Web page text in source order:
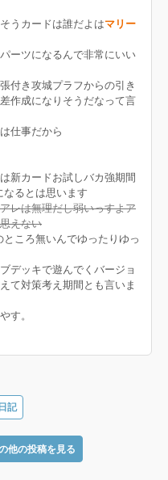
うカードは誰だよはマリー
ーツになるんで非常にいい
付き攻城プラフからの引き
作成になりそうだなって言
仕事だから
新カードお試しバカ強期間
なるとは思います
レは無理だし弱いっすよア
えない
ころ無いんでゆったりゆっ
デッキで遊んでくバージョ
て対策考え期間とも言いま
す。
日記
他の投稿を見る